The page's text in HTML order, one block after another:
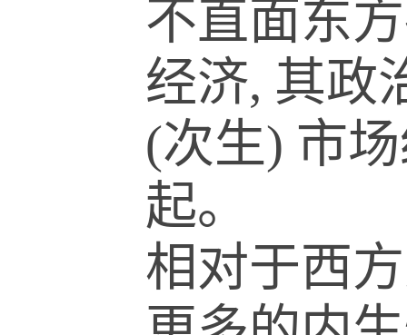
不直面东
经济, 其政
(次生) 市
起。
相对于西